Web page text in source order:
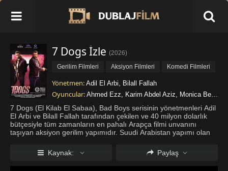
7 Dogs İzle (2026)
Gerilim Filmleri
Aksiyon Filmleri Komedi Filmleri
Macera Filmleri
Yönetmen: Adil El Arbi, Bilall Fallah
Oyuncular: Ahmed Ezz, Karim Abdel Aziz, Monica Bellucci
7 Dogs (El Kilab El Sabaa), Bad Boys serisinin yönetmenleri Adil
El Arbi ve Bilall Fallah tarafından çekilen ve 40 milyon dolarlık
bütçesiyle tüm zamanların en pahalı Arapça filmi unvanını
taşıyan aksiyon gerilim yapımıdır. Suudi Arabistan yapımı olan
fazla göster
Kaynak: Paylaş